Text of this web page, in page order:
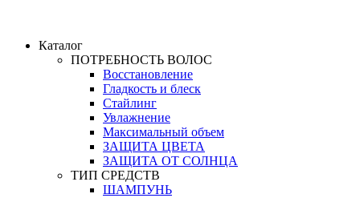
Каталог
ПОТРЕБНОСТЬ ВОЛОС
Восстановление
Гладкость и блеск
Стайлинг
Увлажнение
Максимальный объем
ЗАЩИТА ЦВЕТА
ЗАЩИТА ОТ СОЛНЦА
ТИП СРЕДСТВ
ШАМПУНЬ